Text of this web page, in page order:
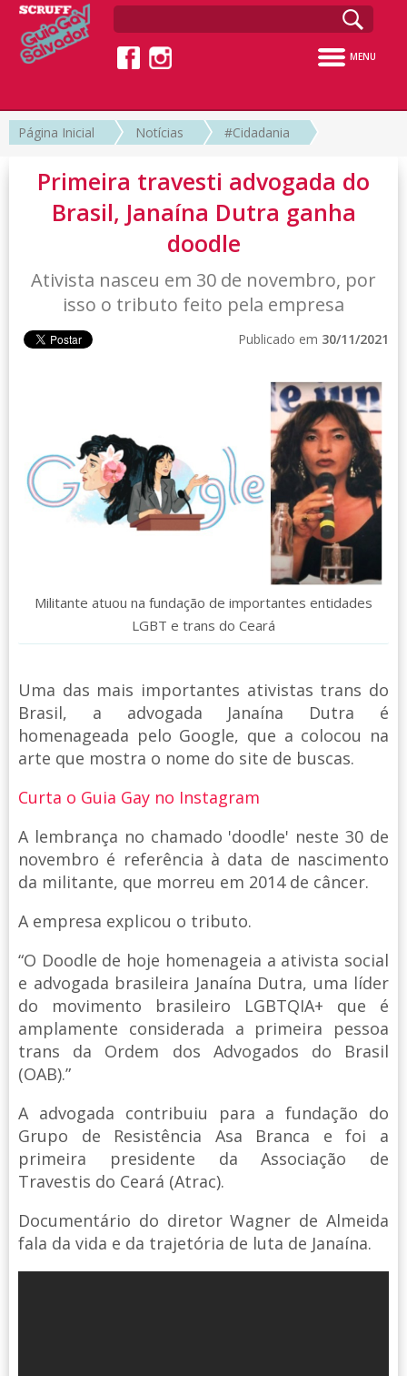
MENU
Página Inicial Notícias #Cidadania
Primeira travesti advogada do
Brasil, Janaína Dutra ganha
doodle
Ativista nasceu em 30 de novembro, por
isso o tributo feito pela empresa
Publicado em 30/11/2021
Militante atuou na fundação de importantes entidades
LGBT e trans do Ceará
Uma das mais importantes ativistas trans do
Brasil, a advogada Janaína Dutra é
homenageada pelo Google, que a colocou na
arte que mostra o nome do site de buscas.
Curta o Guia Gay no Instagram
A lembrança no chamado 'doodle' neste 30 de
novembro é referência à data de nascimento
da militante, que morreu em 2014 de câncer.
A empresa explicou o tributo.
“O Doodle de hoje homenageia a ativista social
e advogada brasileira Janaína Dutra, uma líder
do movimento brasileiro LGBTQIA+ que é
amplamente considerada a primeira pessoa
trans da Ordem dos Advogados do Brasil
(OAB).”
A advogada contribuiu para a fundação do
Grupo de Resistência Asa Branca e foi a
primeira presidente da Associação de
Travestis do Ceará (Atrac).
Documentário do diretor Wagner de Almeida
fala da vida e da trajetória de luta de Janaína.